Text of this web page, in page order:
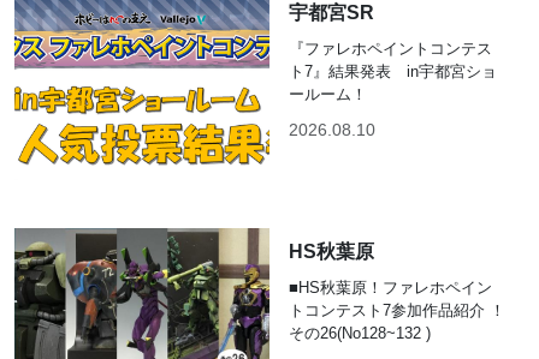
宇都宮SR
『ファレホペイントコンテス
ト7』結果発表 in宇都宮ショ
ールーム！
2026.08.10
HS秋葉原
■HS秋葉原！ファレホペイン
トコンテスト7参加作品紹介 ！
その26(No128~132 )